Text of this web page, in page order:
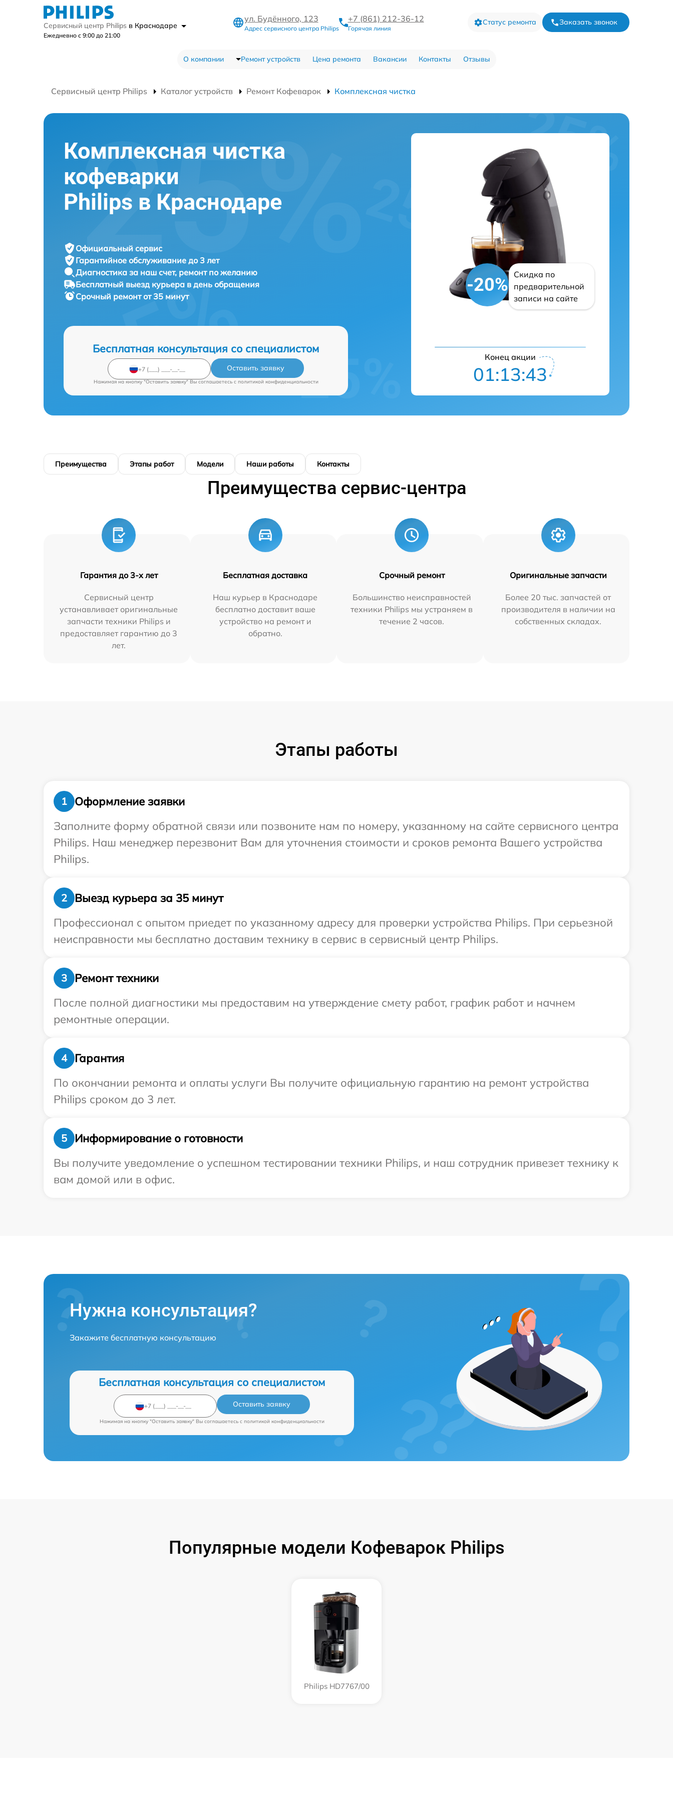
Сервисный центр Philips в Краснодаре
Ежедневно с 9:00 до 21:00
ул. Будённого, 123
Адрес сервисного центра Philips
+7 (861) 212-36-12
Горячая линия
Статус ремонта Заказать звонок
О компании Ремонт устройств Цена ремонта Вакансии Контакты Отзывы
Сервисный центр Philips Каталог устройств Ремонт Кофеварок Комплексная чистка
Комплексная чистка
кофеварки
Philips в Краснодаре
Официальный сервис
Гарантийное обслуживание до 3 лет
Диагностика за наш счет, ремонт по желанию
Бесплатный выезд курьера в день обращения
Срочный ремонтот 35 минут
Бесплатная консультация со специалистом
Оставить заявку
Нажимая на кнопку "Оставить заявку" Вы соглашаетесь c политикой конфиденциальности
-20%
Скидка по
предварительной
записи на сайте
Конец акции
01:13:42
Преимущества Этапы работ Модели Наши работы Контакты
Преимущества сервис-центра
Гарантия до 3-х лет
Сервисный центр
устанавливает оригинальные
запчасти техники Philips и
предоставляет гарантию до 3
лет.
Бесплатная доставка
Наш курьер в Краснодаре
бесплатно доставит ваше
устройство на ремонт и
обратно.
Срочный ремонт
Большинство неисправностей
техники Philips мы устраняем в
течение 2 часов.
Оригинальные запчасти
Более 20 тыс. запчастей от
производителя в наличии на
собственных складах.
Этапы работы
1
Оформление заявки
Заполните форму обратной связи или позвоните нам по номеру, указанному на сайте сервисного центра
Philips. Наш менеджер перезвонит Вам для уточнения стоимости и сроков ремонта Вашего устройства
Philips.
2
Выезд курьера за 35 минут
Профессионал с опытом приедет по указанному адресу для проверки устройства Philips. При серьезной
неисправности мы бесплатно доставим технику в сервис в сервисный центр Philips.
3
Ремонт техники
После полной диагностики мы предоставим на утверждение смету работ, график работ и начнем
ремонтные операции.
4
Гарантия
По окончании ремонта и оплаты услуги Вы получите официальную гарантию на ремонт устройства
Philips сроком до 3 лет.
5
Информирование о готовности
Вы получите уведомление о успешном тестировании техники Philips, и наш сотрудник привезет технику к
вам домой или в офис.
Нужна консультация?
Закажите бесплатную консультацию
Бесплатная консультация со специалистом
Оставить заявку
Нажимая на кнопку "Оставить заявку" Вы соглашаетесь c политикой конфиденциальности
Популярные модели Кофеварок Philips
Philips HD7767/00